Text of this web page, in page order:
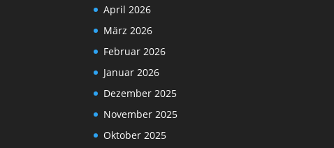
April 2026
März 2026
Februar 2026
Januar 2026
Dezember 2025
November 2025
Oktober 2025